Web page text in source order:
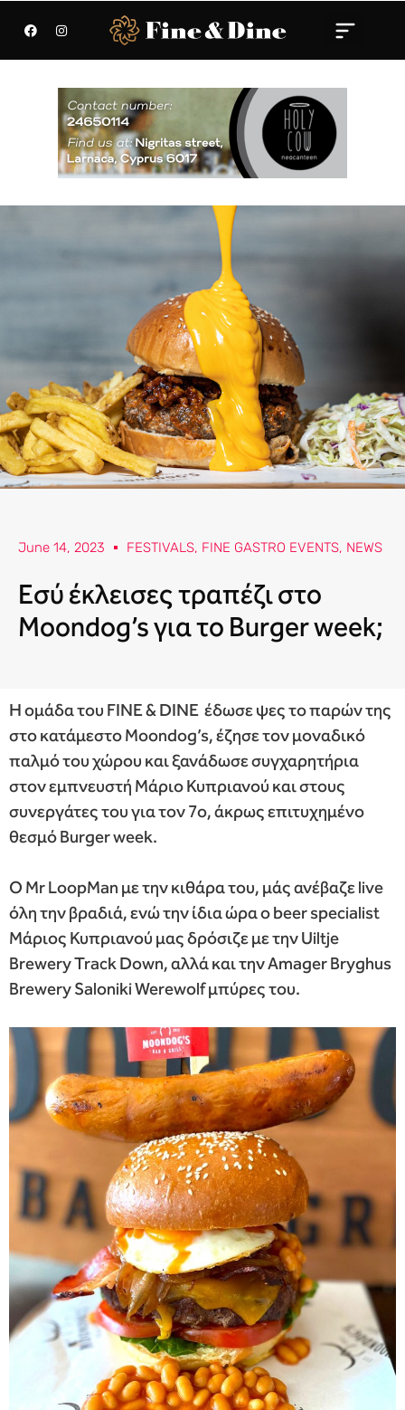
June 14, 2023 FESTIVALS, FINE GASTRO EVENTS, NEWS
Εσύ έκλεισες τραπέζι στο
Moondog’s για το Burger week;
Η ομάδα του FINE & DINE έδωσε ψες το παρών της
στο κατάμεστο Moondog’s, έζησε τον μοναδικό
παλμό του χώρου και ξανάδωσε συγχαρητήρια
στον εμπνευστή Μάριο Κυπριανού και στους
συνεργάτες του για τον 7ο, άκρως επιτυχημένο
θεσμό Burger week.
Ο Mr LoopMan με την κιθάρα του, μάς ανέβαζε live
όλη την βραδιά, ενώ την ίδια ώρα ο beer specialist
Μάριος Κυπριανού μας δρόσιζε με την Uiltje
Brewery Track Down, αλλά και την Amager Bryghus
Brewery Saloniki Werewolf μπύρες του.